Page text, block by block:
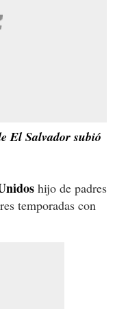
El Salvador subió
hijo de padres
temporadas con